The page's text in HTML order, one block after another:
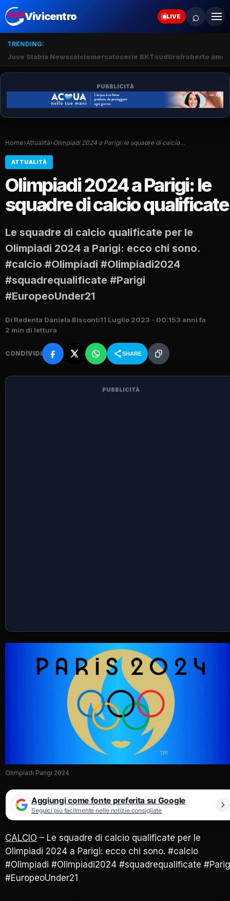
Vivicentro LIVE ⌕
TRENDING:
Juve Stabia Newscalciomercatoserie BKTsudtirolroberto
PUBBLICITÀ
Home›Attualità›Olimpiadi 2024 a Parigi: le squadre di calcio…
ATTUALITÀ
Olimpiadi 2024 a Parigi: le
squadre di calcio qualificate
Le squadre di calcio qualificate per le
Olimpiadi 2024 a Parigi: ecco chi sono.
#calcio #Olimpiadi #Olimpiadi2024
#squadrequalificate #Parigi
#EuropeoUnder21
Di Redenta Daniela Bisconti11 Luglio 2023 - 00:153 anni fa
2 min di lettura
CONDIVIDI SHARE
PUBBLICITÀ
Olimpiadi Parigi 2024
Aggiungi come fonte preferita su Google
Seguici più facilmente nelle notizie consigliate
CALCIO – Le squadre di calcio qualificate per le
Olimpiadi 2024 a Parigi: ecco chi sono. #calcio
#Olimpiadi #Olimpiadi2024 #squadrequalificate
#EuropeoUnder21